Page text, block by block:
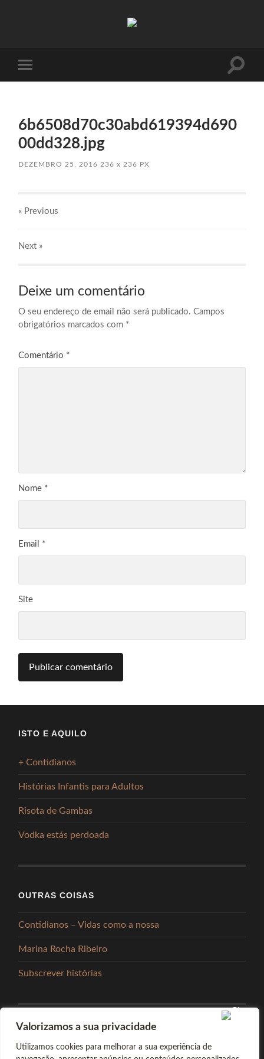
Valorizamos a sua privacidade
Utilizamos cookies para melhorar a sua experiência de
mobile
Toggle
6b6508d70c30abd619394d690
00dd328.jpg
DEZEMBRO 25, 2016 236x 236 PX
« Previous
Next »
Deixe um comentário
O seu endereço de email não será publicado. Campos
obrigatórios marcados com *
Comentário *
Nome *
Email *
Site
ISTO E AQUILO
+ Contidianos
Histórias Infantis para Adultos
Risota de Gambas
Vodka estás perdoada
OUTRAS COISAS
Contidianos – Vidas como a nossa
Marina Rocha Ribeiro
Subscrever histórias